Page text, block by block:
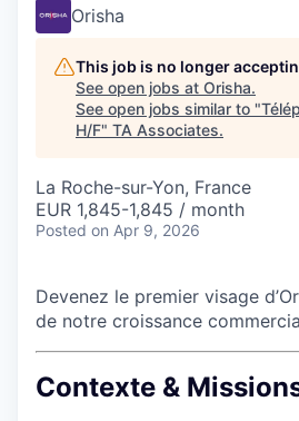
Orisha
This job is no longer
See open jobs at Orisha.
See open jobs similar to "
H/F" TA Associates.
La Roche-sur-Yon, France
EUR 1,845-1,845 / month
Posted on Apr 9, 2026
Devenez le premier visage
de notre croissance
Contexte &